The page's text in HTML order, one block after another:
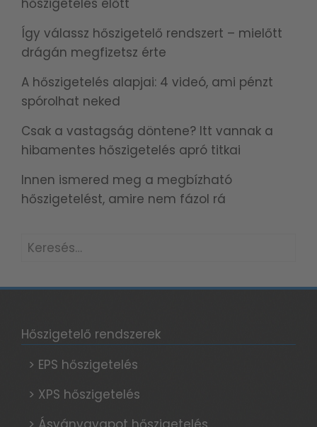
Így válassz hőszigetelő rendszert – mielőtt
drágán megfizetsz érte
A hőszigetelés alapjai: 4 videó, ami pénzt
spórolhat neked
Csak a vastagság döntene? Itt vannak a
hibamentes hőszigetelés apró titkai
Innen ismered meg a megbízható
hőszigetelést, amire nem fázol rá
Keresés:
Hőszigetelő rendszerek
> EPS hőszigetelés
> XPS hőszigetelés